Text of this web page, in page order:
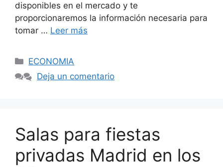
disponibles en el mercado y te
proporcionaremos la información necesaria para
tomar … Leer más
Categorías
ECONOMIA
Deja un comentario
Salas para fiestas
privadas Madrid en los